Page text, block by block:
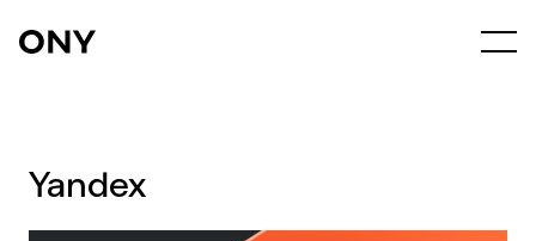
Yandex